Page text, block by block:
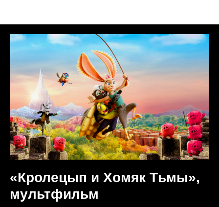
«Кролецып и Хомяк Тьмы»,
мультфильм